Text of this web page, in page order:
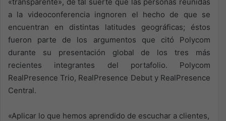
a la videoconferencia ingnoren el hecho de que se
encuentran en distintas latitudes geográficas; éstos
fueron parte de los argumentos que citó Polycom
durante su presentación global de los tres más
recientes integrantes del portafolio. Polycom
RealPresence Trio, RealPresence Debut y RealPresence
Central.
«Aplicar lo que hemos aprendido de escuchar a clientes,